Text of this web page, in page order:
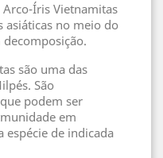
Arco-Íris Vietnamitas
asiáticas no meio do
são uma das
São
podem ser
em
espécie de indicada